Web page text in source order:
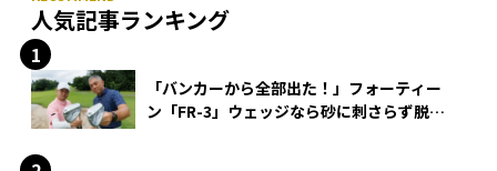
人気記事ランキング
「バンカーから全部出た！」フォーティー
ン「FR-3」ウェッジなら砂に刺さらず脱出